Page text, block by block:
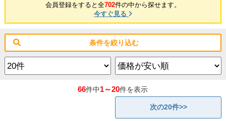
会員登録をすると全702件の中から探せます。
今すぐ見る
条件を絞り込む
66件中1～20件を表示
次の20件>>